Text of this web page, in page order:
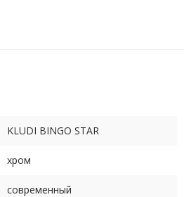
KLUDI BINGO STAR
хром
современный